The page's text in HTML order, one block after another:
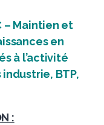
– Maintien et
en
à l’activité
BTP,
: